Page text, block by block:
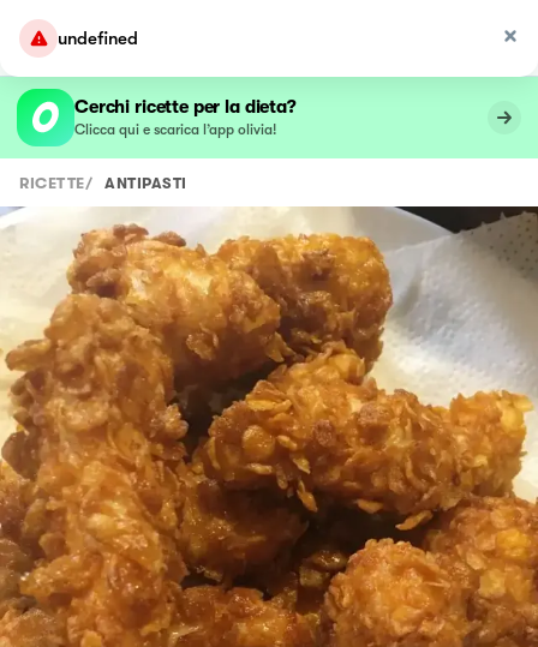
undefined
Cerchi ricette per la dieta?
Clicca qui e scarica l’app olivia!
RICETTE/ ANTIPASTI